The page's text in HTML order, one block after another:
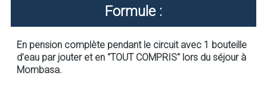
Formule :
En pension complète pendant le circuit avec 1 bouteille
d’eau par jouter et en "TOUT COMPRIS" lors du séjour à
Mombasa.